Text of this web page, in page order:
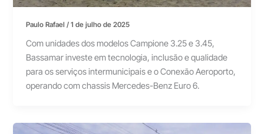
Paulo Rafael/1 de julho de 2025
Com unidades dos modelos Campione 3.25 e 3.45,
Bassamar investe em tecnologia, inclusão e qualidade
para os serviços intermunicipais e o Conexão Aeroporto,
operando com chassis Mercedes-Benz Euro 6.